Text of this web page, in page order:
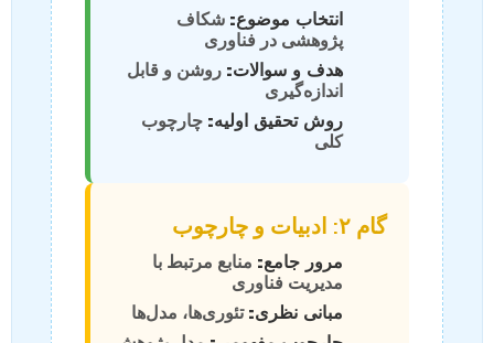
انتخاب موضوع: شکاف
پژوهشی در فناوری
هدف و سوالات: روشن و قابل
اندازه‌گیری
روش تحقیق اولیه: چارچوب
کلی
گام ۲: ادبیات و چارچوب
مرور جامع: منابع مرتبط با
مدیریت فناوری
مبانی نظری: تئوری‌ها، مدل‌ها